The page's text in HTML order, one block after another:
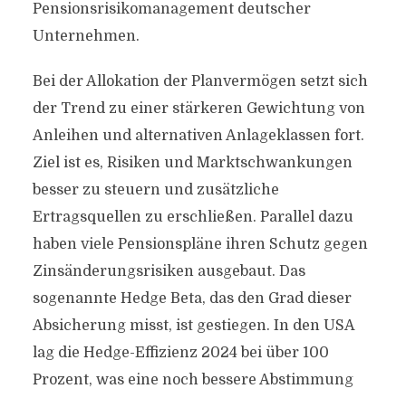
Pensionsrisikomanagement deutscher
Unternehmen.
Bei der Allokation der Planvermögen setzt sich
der Trend zu einer stärkeren Gewichtung von
Anleihen und alternativen Anlageklassen fort.
Ziel ist es, Risiken und Marktschwankungen
besser zu steuern und zusätzliche
Ertragsquellen zu erschließen. Parallel dazu
haben viele Pensionspläne ihren Schutz gegen
Zinsänderungsrisiken ausgebaut. Das
sogenannte Hedge Beta, das den Grad dieser
Absicherung misst, ist gestiegen. In den USA
lag die Hedge-Effizienz 2024 bei über 100
Prozent, was eine noch bessere Abstimmung